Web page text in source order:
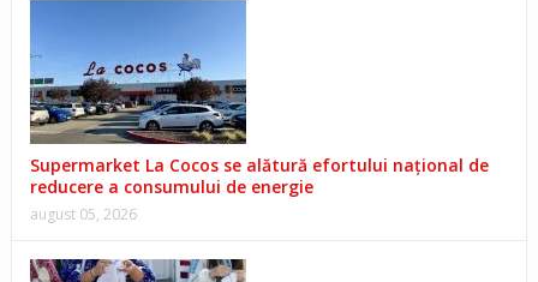
Supermarket La Cocos se alătură efortului național de
reducere a consumului de energie
august 05, 2026